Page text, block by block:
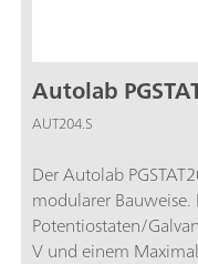
Autolab
AUT204.S
Der Autolab
modularer
Potentiostaten/
V und einem